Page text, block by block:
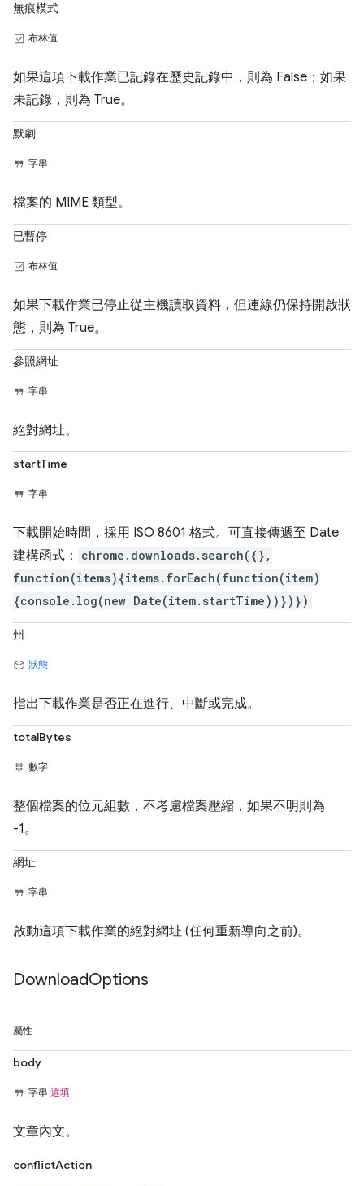
無痕模式
布林值
如果這項下載作業已記錄在歷史記錄中，則為 False；如果
未記錄，則為 True。
默劇
字串
檔案的 MIME 類型。
已暫停
布林值
如果下載作業已停止從主機讀取資料，但連線仍保持開啟狀
態，則為 True。
參照網址
字串
絕對網址。
startTime
字串
下載開始時間，採用 ISO 8601 格式。可直接傳遞至 Date
建構函式：
chrome.downloads.search({},
function(items){items.forEach(function(item)
{console.log(new Date(item.startTime))})})
州
狀態
指出下載作業是否正在進行、中斷或完成。
totalBytes
數字
整個檔案的位元組數，不考慮檔案壓縮，如果不明則為
-1。
網址
字串
啟動這項下載作業的絕對網址 (任何重新導向之前)。
DownloadOptions
屬性
body
字串 選填
文章內文。
conflictAction